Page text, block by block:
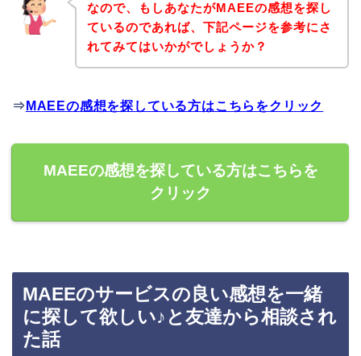
なので、もしあなたがMAEEの感想を探し
ているのであれば、下記ページを参考にさ
れてみてはいかがでしょうか？
⇒ MAEEの感想を探している方はこちらをクリック
MAEEの感想を探している方はこちらを
クリック
MAEEのサービスの良い感想を一緒
に探して欲しい♪と友達から相談され
た話